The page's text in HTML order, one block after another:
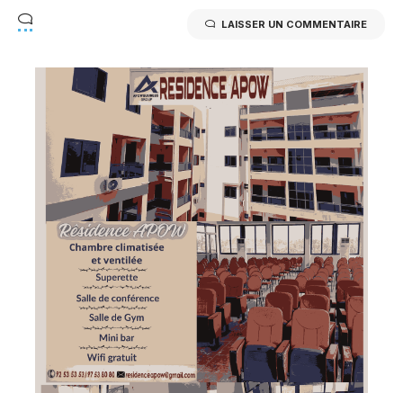
LAISSER UN COMMENTAIRE